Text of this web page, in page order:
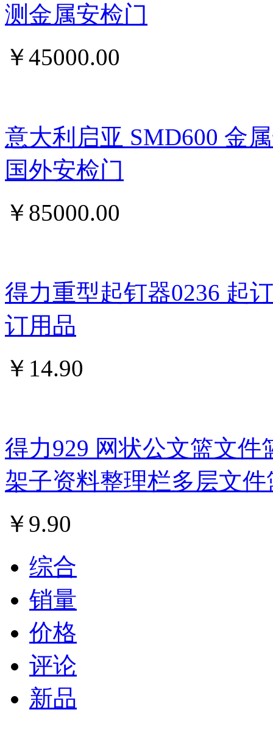
测金属安检门
￥45000.00
意大利启亚 SMD600 金
国外安检门
￥ 85000.00
得力重型起钉器0236 起
订用品
￥ 14.90
得力929 网状公文篮文
架子资料整理栏多层文件
￥ 9.90
综合
销量
价格
评论
新品